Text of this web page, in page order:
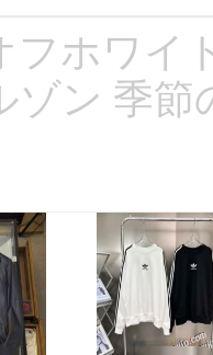
フホワイ
ゾン 季